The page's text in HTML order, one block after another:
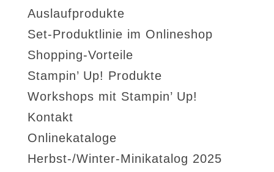
Auslaufprodukte
Set-Produktlinie im Onlineshop
Shopping-Vorteile
Stampin’ Up! Produkte
Workshops mit Stampin’ Up!
Kontakt
Onlinekataloge
Herbst-/Winter-Minikatalog 2025